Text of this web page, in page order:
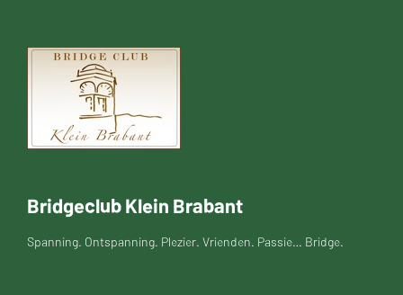
Bridgeclub Klein Brabant
Spanning. Ontspanning. Plezier. Vrienden. Passie… Bridge.